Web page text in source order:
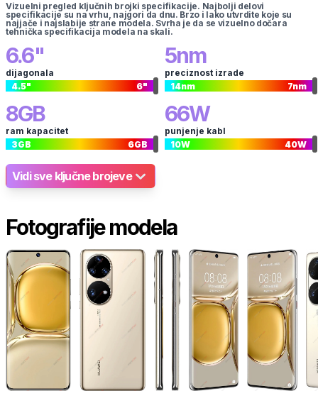
Vizuelni pregled ključnih brojki specifikacije. Najbolji delovi
specifikacije su na vrhu, najgori da dnu. Brzo i lako utvrdite koje su
najjače i najslabije strane modela. Svrha je da se vizuelno dočara
tehnička specifikacija modela na skali.
6.6"
dijagonala
4.5" 6"
5nm
preciznost izrade
14nm 7nm
8GB
ram kapacitet
3GB 6GB
66W
punjenje kabl
10W 40W
Vidi sve ključne brojeve
Fotografije modela